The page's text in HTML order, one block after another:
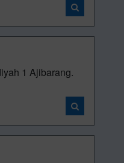
1 Ajibarang.